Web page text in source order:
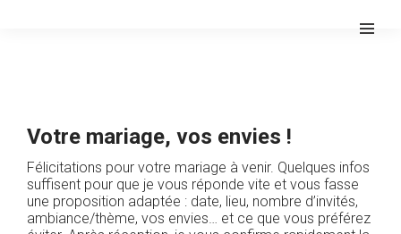
Votre mariage, vos envies !
Félicitations pour votre mariage à venir. Quelques infos
suffisent pour que je vous réponde vite et vous fasse
une proposition adaptée : date, lieu, nombre d’invités,
ambiance/thème, vos envies… et ce que vous préférez